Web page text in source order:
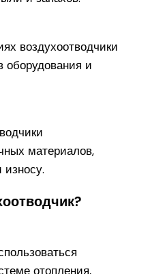
воздухоотводчики
оборудования и
материалов,
износу.
отопления,